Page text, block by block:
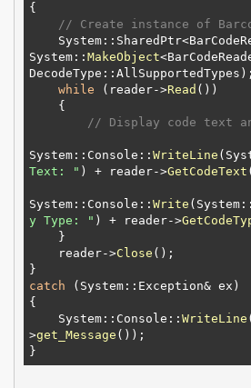
{
System:: MakeObject
DecodeType:: AllSupportedTypes );
while (reader->Read ())
// Display code text
System::Console:: WriteLine
Text: " ) + reader->GetCodeText
System::Console:: Write (System::
y Type: " ) + reader->
    reader->
Close ();
catch (System::Exception& ex)
{
    System::Console::
WriteLine
>get_Message ());